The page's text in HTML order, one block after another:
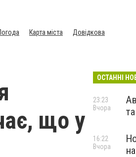
Карта міста Довідкова
що у
ОСТАННІ
23:23
Вчора
16:22
Вчора